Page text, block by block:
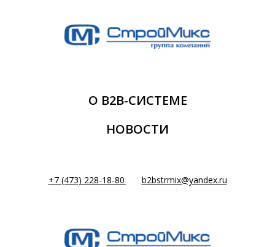
О В2В-СИСТЕМЕ
НОВОСТИ
+7 (473) 228-18-80 b2bstrmix@yandex.ru